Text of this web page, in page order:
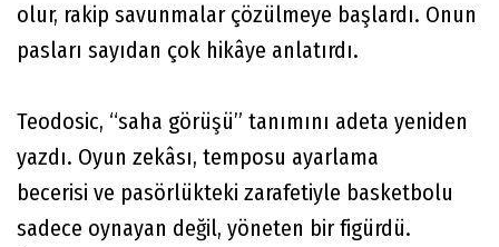
olur, rakip savunmalar çözülmeye başlardı. Onun
pasları sayıdan çok hikâye anlatırdı.
Teodosic, “saha görüşü” tanımını adeta yeniden
yazdı. Oyun zekâsı, temposu ayarlama
becerisi ve pasörlükteki zarafetiyle basketbolu
sadece oynayan değil, yöneten bir figürdü.